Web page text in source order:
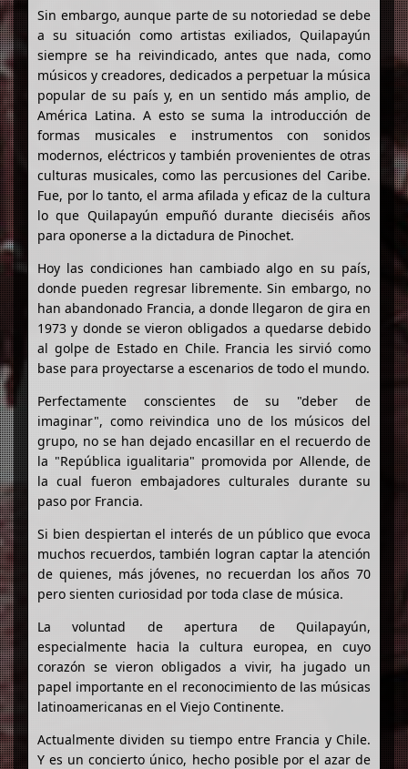
Sin embargo, aunque parte de su notoriedad se debe
a su situación como artistas exiliados, Quilapayún
siempre se ha reivindicado, antes que nada, como
músicos y creadores, dedicados a perpetuar la música
popular de su país y, en un sentido más amplio, de
América Latina. A esto se suma la introducción de
formas musicales e instrumentos con sonidos
modernos, eléctricos y también provenientes de otras
culturas musicales, como las percusiones del Caribe.
Fue, por lo tanto, el arma afilada y eficaz de la cultura
lo que Quilapayún empuñó durante dieciséis años
para oponerse a la dictadura de Pinochet.
Hoy las condiciones han cambiado algo en su país,
donde pueden regresar libremente. Sin embargo, no
han abandonado Francia, a donde llegaron de gira en
1973 y donde se vieron obligados a quedarse debido
al golpe de Estado en Chile. Francia les sirvió como
base para proyectarse a escenarios de todo el mundo.
Perfectamente conscientes de su "deber de
imaginar", como reivindica uno de los músicos del
grupo, no se han dejado encasillar en el recuerdo de
la "República igualitaria" promovida por Allende, de
la cual fueron embajadores culturales durante su
paso por Francia.
Si bien despiertan el interés de un público que evoca
muchos recuerdos, también logran captar la atención
de quienes, más jóvenes, no recuerdan los años 70
pero sienten curiosidad por toda clase de música.
La voluntad de apertura de Quilapayún,
especialmente hacia la cultura europea, en cuyo
corazón se vieron obligados a vivir, ha jugado un
papel importante en el reconocimiento de las músicas
latinoamericanas en el Viejo Continente.
Actualmente dividen su tiempo entre Francia y Chile.
Y es un concierto único, hecho posible por el azar de